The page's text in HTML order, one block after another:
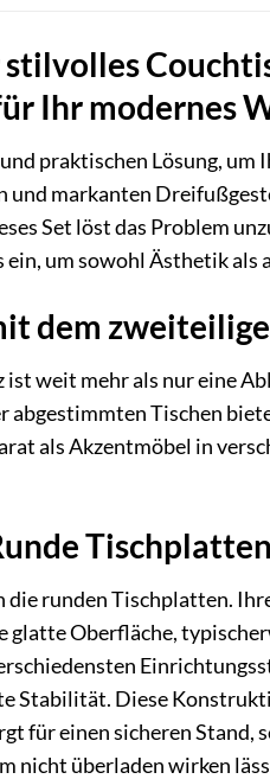
stilvolles
Ihr modernes
praktischen Lösung,
markanten
Set löst das Problem
um sowohl Ästhetik als
dem
ist weit mehr als nur eine
abgestimmten Tischen
als Akzentmöbel in
die runden Tischplatten.
glatte Oberfläche,
Stabilität. Diese
für einen sicheren
nicht überladen wirken